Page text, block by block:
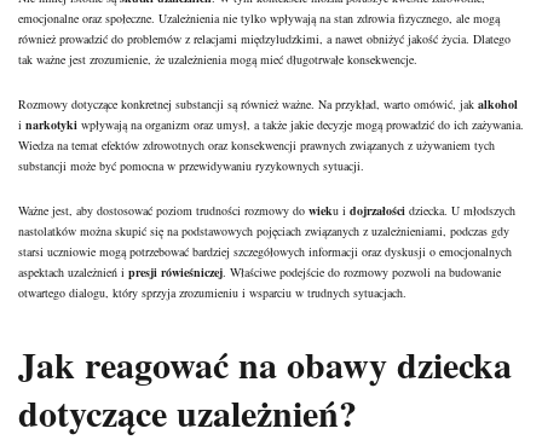
emocjonalne oraz społeczne. Uzależnienia nie tylko wpływają na stan zdrowia fizycznego, ale mogą
również prowadzić do problemów z relacjami międzyludzkimi, a nawet obniżyć jakość życia. Dlatego
tak ważne jest zrozumienie, że uzależnienia mogą mieć długotrwałe konsekwencje.
Rozmowy dotyczące konkretnej substancji są również ważne. Na przykład, warto omówić, jak alkohol
i narkotyki wpływają na organizm oraz umysł, a także jakie decyzje mogą prowadzić do ich zażywania.
Wiedza na temat efektów zdrowotnych oraz konsekwencji prawnych związanych z używaniem tych
substancji może być pomocna w przewidywaniu ryzykownych sytuacji.
Ważne jest, aby dostosować poziom trudności rozmowy do wieku i dojrzałości dziecka. U młodszych
nastolatków można skupić się na podstawowych pojęciach związanych z uzależnieniami, podczas gdy
starsi uczniowie mogą potrzebować bardziej szczegółowych informacji oraz dyskusji o emocjonalnych
aspektach uzależnień i presji rówieśniczej . Właściwe podejście do rozmowy pozwoli na budowanie
otwartego dialogu, który sprzyja zrozumieniu i wsparciu w trudnych sytuacjach.
Jak reagować na obawy dziecka
dotyczące uzależnień?